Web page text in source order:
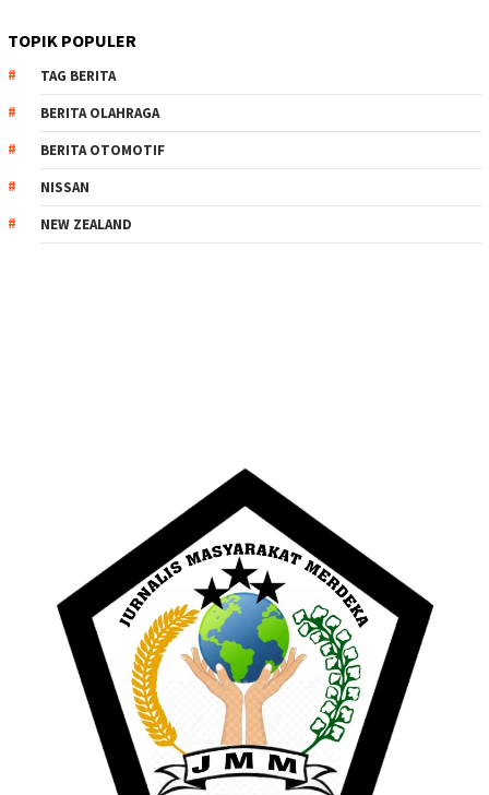
TOPIK POPULER
TAG BERITA
BERITA OLAHRAGA
BERITA OTOMOTIF
NISSAN
NEW ZEALAND